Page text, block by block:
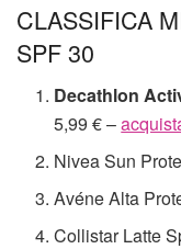
CLASSIFICA
SPF 30
Decathlon
5,99 € –
Nivea Sun
Avéne Alta
Collistar Latte